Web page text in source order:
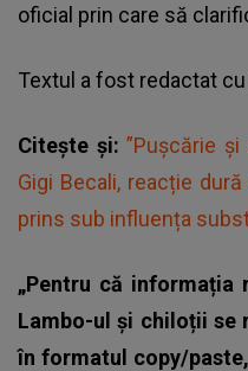
oficial prin care să
Textul a fost redactat
Citește și:”Pușcărie
Gigi Becali, reacție
prins sub influența
„Pentru că informația
Lambo-ul și chiloții se
în formatul copy/